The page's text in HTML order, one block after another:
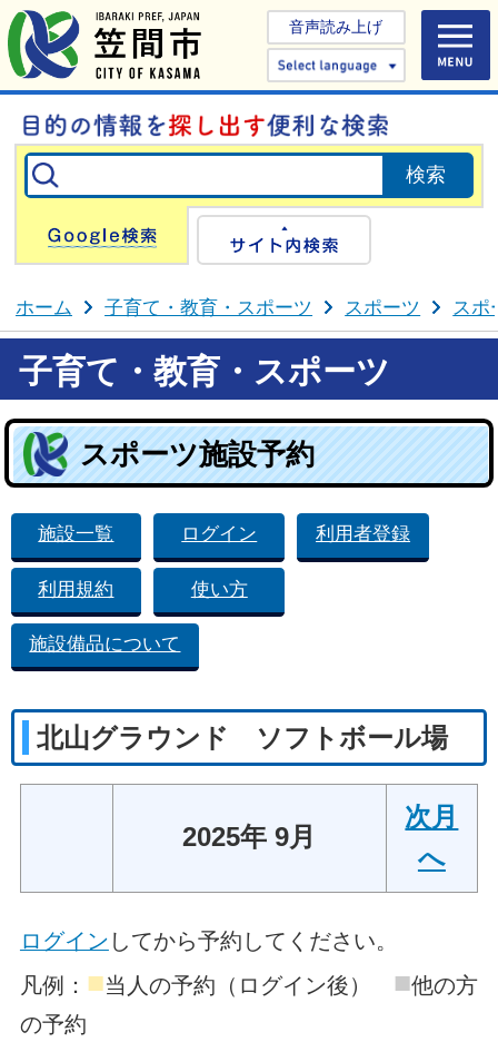
音声読み上げ
Select
Google検索
ホーム 子育て・教育・スポーツ スポーツ スポ
子育て・教育・スポーツ
スポーツ施設予約
施設一覧 ログイン 利用者登録
利用規約 使い方
施設備品について
北山グラウンド ソフトボール場
2025年 9月
次月
へ
ログイン してから予約してください。
凡例： ■当人の予約（ログイン後） ■他の方
の予約